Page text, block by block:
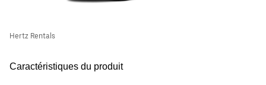
Hertz Rentals
Caractéristiques du produit